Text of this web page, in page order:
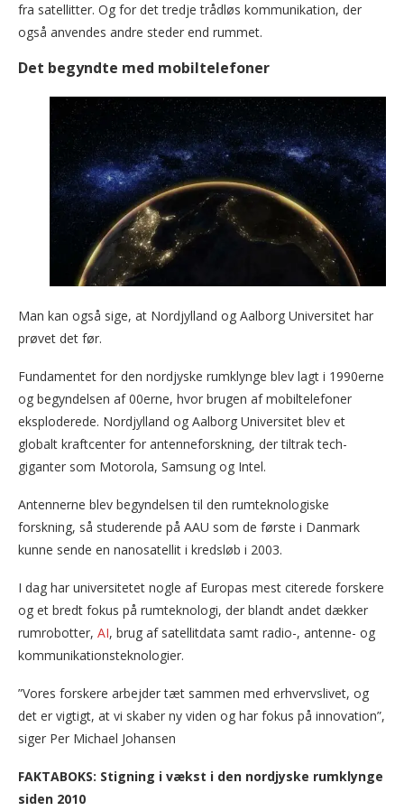
fra satellitter. Og for det tredje trådløs kommunikation, der
også anvendes andre steder end rummet.
Det begyndte med mobiltelefoner
Man kan også sige, at Nordjylland og Aalborg Universitet har
prøvet det før.
Fundamentet for den nordjyske rumklynge blev lagt i 1990erne
og begyndelsen af 00erne, hvor brugen af mobiltelefoner
eksploderede. Nordjylland og Aalborg Universitet blev et
globalt kraftcenter for antenneforskning, der tiltrak tech-
giganter som Motorola, Samsung og Intel.
Antennerne blev begyndelsen til den rumteknologiske
forskning, så studerende på AAU som de første i Danmark
kunne sende en nanosatellit i kredsløb i 2003.
I dag har universitetet nogle af Europas mest citerede forskere
og et bredt fokus på rumteknologi, der blandt andet dækker
rumrobotter, AI, brug af satellitdata samt radio-, antenne- og
kommunikationsteknologier.
”Vores forskere arbejder tæt sammen med erhvervslivet, og
det er vigtigt, at vi skaber ny viden og har fokus på innovation”,
siger Per Michael Johansen
FAKTABOKS: Stigning i vækst i den nordjyske rumklynge
siden 2010